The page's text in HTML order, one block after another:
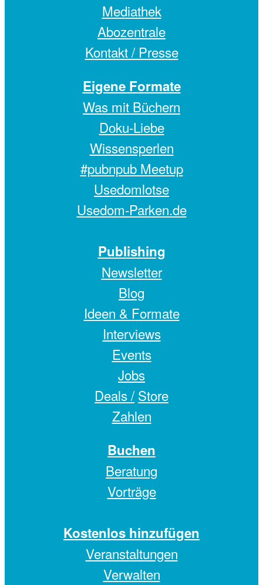
Mediathek
Abozentrale
Kontakt / Presse
Eigene Formate
Was mit Büchern
Doku-Liebe
Wissensperlen
#pubnpub Meetup
Usedomlotse
Usedom-Parken.de
Publishing
Newsletter
Blog
Ideen & Formate
Interviews
Events
Jobs
Deals / Store
Zahlen
Buchen
Beratung
Vorträge
Kostenlos hinzufügen
Veranstaltungen
Verwalten